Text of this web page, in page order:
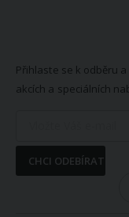
Přihlaste se k odběru
akcích a speciálních
CHCI ODEBÍRAT